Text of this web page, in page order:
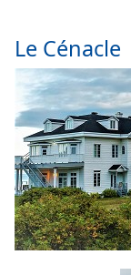
Le Cénacle